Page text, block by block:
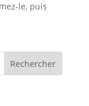
le, puis